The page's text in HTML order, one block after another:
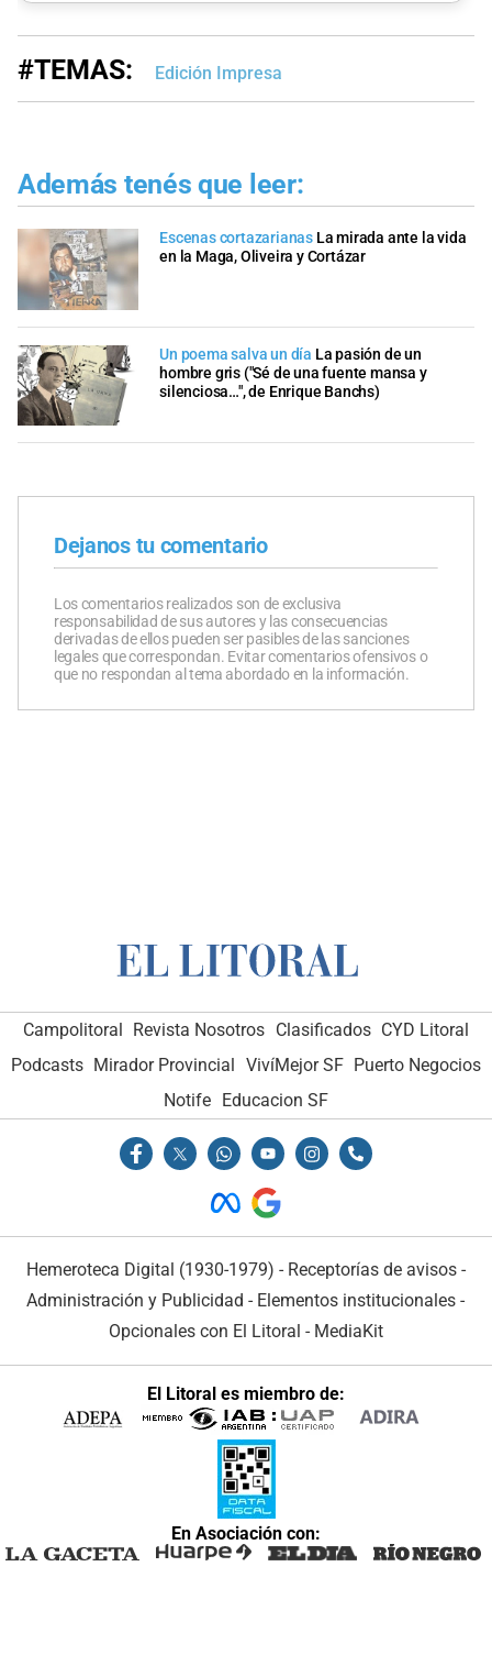
#TEMAS: Edición Impresa
Además tenés que leer:
Escenas cortazarianas La mirada ante la vida
en la Maga, Oliveira y Cortázar
Un poema salva un día La pasión de un
hombre gris ("Sé de una fuente mansa y
silenciosa…", de Enrique Banchs)
Dejanos tu comentario
Los comentarios realizados son de exclusiva
responsabilidad de sus autores y las consecuencias
derivadas de ellos pueden ser pasibles de las sanciones
legales que correspondan. Evitar comentarios ofensivos o
que no respondan al tema abordado en la información.
Campolitoral Revista Nosotros Clasificados CYD Litoral
Podcasts Mirador Provincial VivíMejor SF Puerto Negocios
Notife Educacion SF
Hemeroteca Digital (1930-1979) - Receptorías de avisos -
Administración y Publicidad - Elementos institucionales -
Opcionales con El Litoral - MediaKit
El Litoral es miembro de:
En Asociación con: